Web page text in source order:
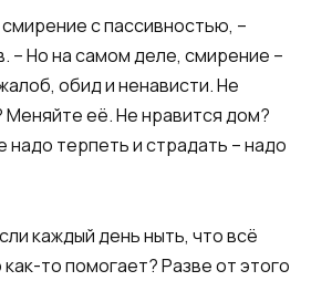
с пассивностью, –
– Но на самом деле, смирение –
обид и ненависти. Не
Меняйте её. Не нравится дом?
надо терпеть и страдать – надо
каждый день ныть, что всё
то помогает? Разве от этого